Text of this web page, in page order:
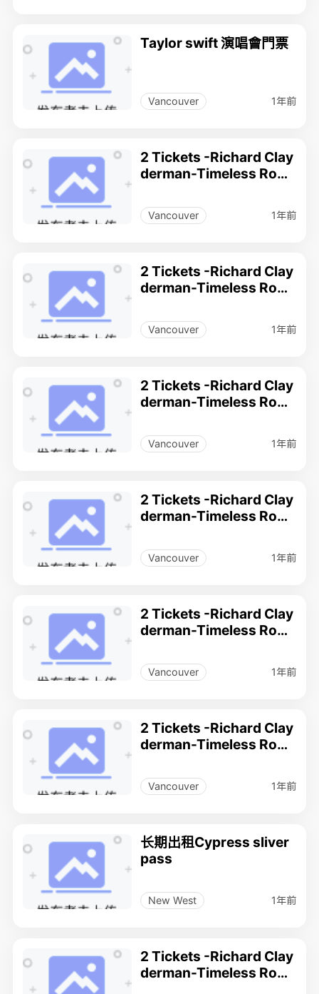
Taylor swift 演唱會門票
Vancouver 1年前
2 Tickets -Richard Clay
derman-Timeless Rom
nce(concert) .
Vancouver 1年前
2 Tickets -Richard Clay
derman-Timeless Rom
nce(concert) .
Vancouver 1年前
2 Tickets -Richard Clay
derman-Timeless Rom
nce(concert) .
Vancouver 1年前
2 Tickets -Richard Clay
derman-Timeless Rom
nce(concert) .
Vancouver 1年前
2 Tickets -Richard Clay
derman-Timeless Rom
nce(concert) .
Vancouver 1年前
2 Tickets -Richard Clay
derman-Timeless Rom
nce(concert) .
Vancouver 1年前
长期出租Cypress sliver
pass
New West 1年前
2 Tickets -Richard Clay
derman-Timeless Rom